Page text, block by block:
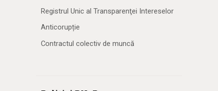
Registrul Unic al Transparenţei Intereselor
Anticorupție
Contractul colectiv de muncă